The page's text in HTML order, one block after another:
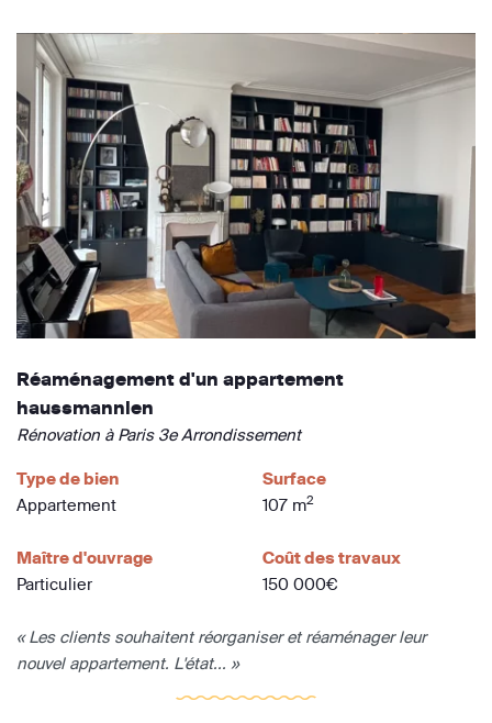
Réaménagement d'un appartement
haussmannien
Rénovation à Paris 3e Arrondissement
Type de bien
Appartement
Surface
107 m2
Maître d'ouvrage
Particulier
Coût des travaux
150 000€
« Les clients souhaitent réorganiser et réaménager leur
nouvel appartement. L'état... »